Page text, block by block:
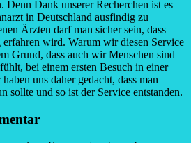
Denn Dank unserer Recherchen ist es
in Deutschland ausfindig zu
Ärzten darf man sicher sein, dass
erfahren wird. Warum wir diesen Service
Grund, dass auch wir Menschen sind
bei einem ersten Besuch in einer
uns daher gedacht, dass man
sollte und so ist der Service entstanden.